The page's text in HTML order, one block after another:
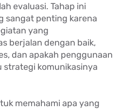
evaluasi. Tahap ini
sangat penting karena
yang
berjalan dengan baik,
dan apakah penggunaan
strategi komunikasinya
memahami apa yang